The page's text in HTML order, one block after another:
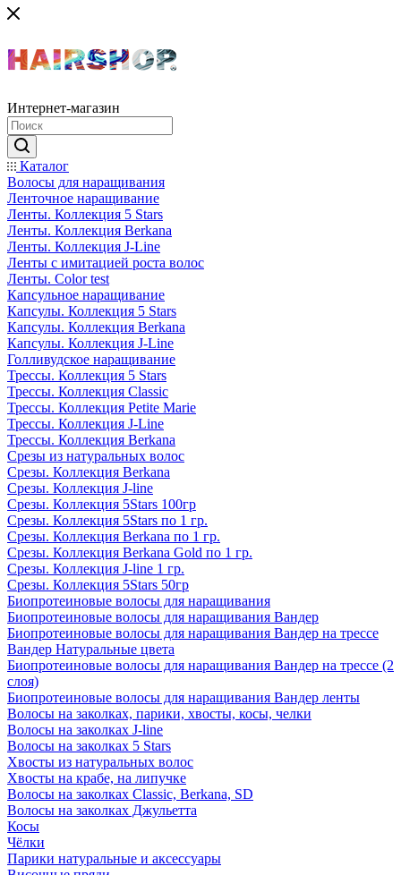
Интернет-магазин
Каталог
Волосы для наращивания
Ленточное наращивание
Ленты. Коллекция 5 Stars
Ленты. Коллекция Berkana
Ленты. Коллекция J-Line
Ленты с имитацией роста волос
Ленты. Color test
Капсульное наращивание
Капсулы. Коллекция 5 Stars
Капсулы. Коллекция Berkana
Капсулы. Коллекция J-Line
Голливудское наращивание
Трессы. Коллекция 5 Stars
Трессы. Коллекция Classic
Трессы. Коллекция Petite Marie
Трессы. Коллекция J-Line
Трессы. Коллекция Berkana
Срезы из натуральных волос
Срезы. Коллекция Berkana
Срезы. Коллекция J-line
Срезы. Коллекция 5Stars 100гр
Срезы. Коллекция 5Stars по 1 гр.
Срезы. Коллекция Berkana по 1 гр.
Срезы. Коллекция Berkana Gold по 1 гр.
Срезы. Коллекция J-line 1 гр.
Срезы. Коллекция 5Stars 50гр
Биопротеиновые волосы для наращивания
Биопротеиновые волосы для наращивания Вандер
Биопротеиновые волосы для наращивания Вандер на трессе
Вандер Натуральные цвета
Биопротеиновые волосы для наращивания Вандер на трессе (2
слоя)
Биопротеиновые волосы для наращивания Вандер ленты
Волосы на заколках, парики, хвосты, косы, челки
Волосы на заколках J-line
Волосы на заколках 5 Stars
Хвосты из натуральных волос
Хвосты на крабе, на липучке
Волосы на заколках Classic, Berkana, SD
Волосы на заколках Джульетта
Косы
Чёлки
Парики натуральные и аксессуары